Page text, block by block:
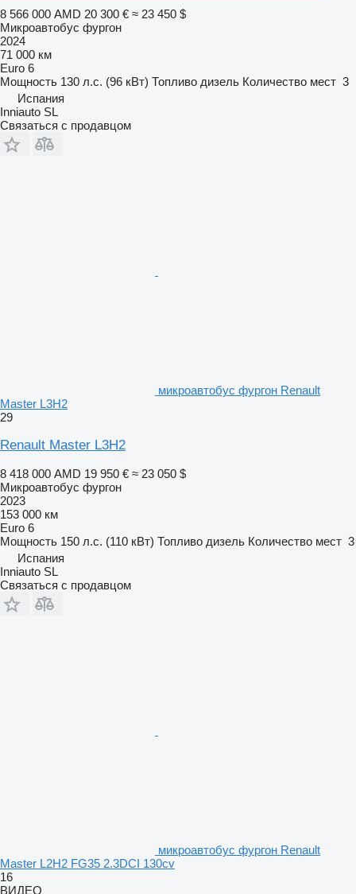
8 566 000 AMD 20 300 € ≈ 23 450 $
Микроавтобус фургон
2024
71 000 км
Euro 6
Мощность 130 л.с. (96 кВт) Топливо дизель Количество мест 3
Испания
Inniauto SL
Связаться с продавцом
микроавтобус фургон Renault
Master L3H2
29
Renault Master L3H2
8 418 000 AMD 19 950 € ≈ 23 050 $
Микроавтобус фургон
2023
153 000 км
Euro 6
Мощность 150 л.с. (110 кВт) Топливо дизель Количество мест 3
Испания
Inniauto SL
Связаться с продавцом
микроавтобус фургон Renault
Master L2H2 FG35 2.3DCI 130cv
16
ВИДЕО